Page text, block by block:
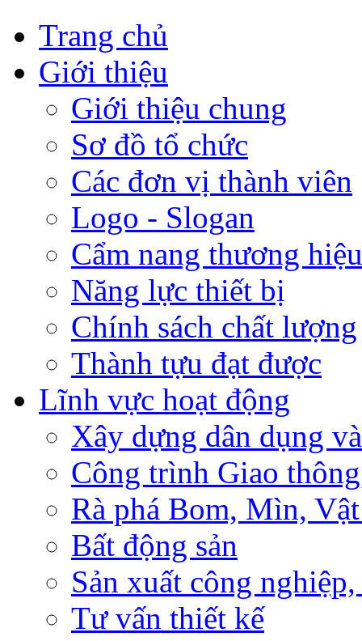
Trang chủ
Giới thiệu
Giới thiệu chung
Sơ đồ tổ chức
Các đơn vị thành viên
Logo - Slogan
Cẩm nang thương hiệu
Năng lực thiết bị
Chính sách chất lượng
Thành tựu đạt được
Lĩnh vực hoạt động
Xây dựng dân dụng
Công trình Giao
Rà phá Bom, Mìn,
Bất động sản
Sản xuất công
Tư vấn thiết kế